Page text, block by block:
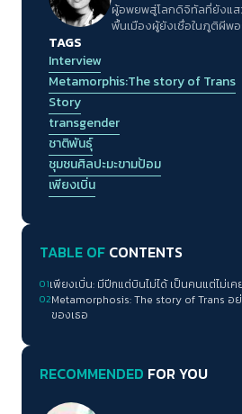
ผู้อพยพสู่โลกดิจิทัลที่ยังแส
พื้นเมืองผู้ยังเชื่อในภูติผีพ
TAGS
Interview
Metamorphis:The story of Trans
Story
transgender
ชาติพันธุ์
ชุมชนศิลปะมะขามป้อม
เพียงเบิ่น
TABLE OF CONTENTS
01เพียงเบิ่น: มีปีกแต่บินไม่ได้ เป็นคนแต่ไม่เ
02Metamorphosis: The story of Trans อย่าขอโทษใคร ในการ “มีอยู่”
ของเธอ
RECOMMENDED FOR YOU